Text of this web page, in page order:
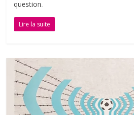
question.
Lire la suite